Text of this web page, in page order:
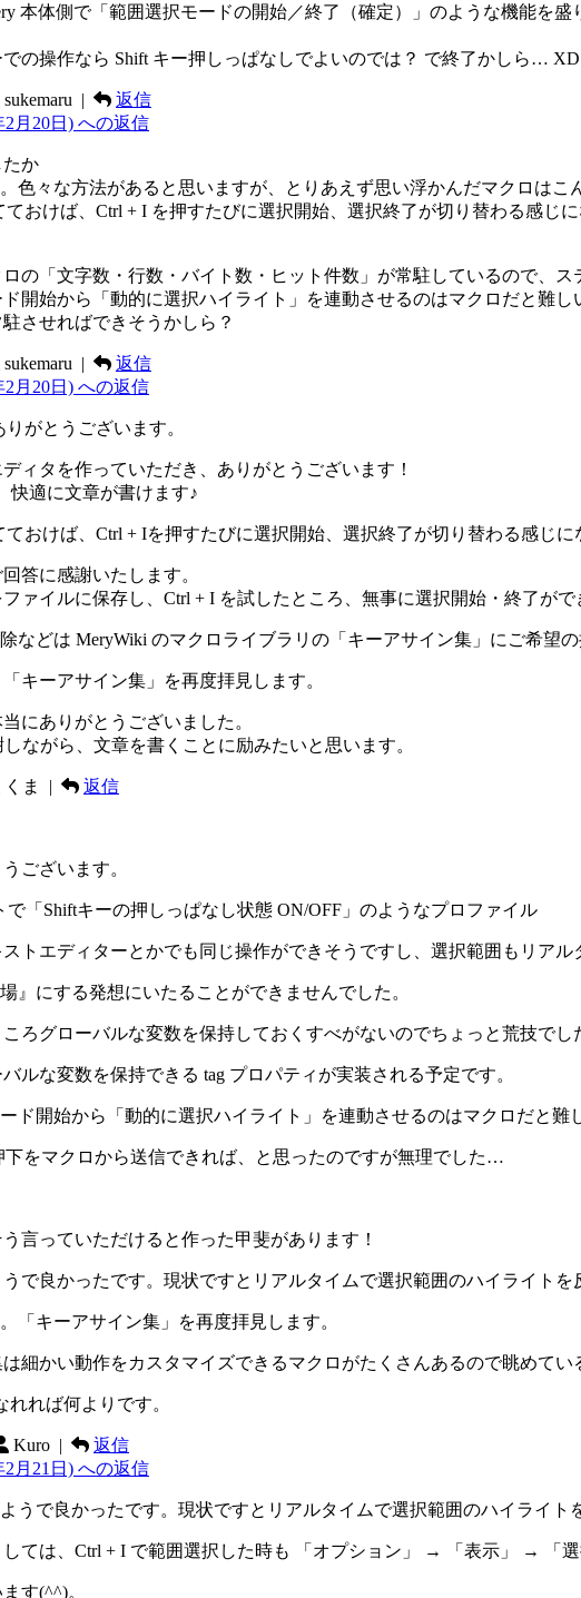
本体側で「範囲選択モードの開始／終了（確定）」のような機能を
の操作なら Shift キー押しっぱなしでよいのでは？ で終了かしら… XD
sukemaru |
返信
月20日) への返信
か
色々な方法があると思いますが、とりあえず思い浮かんだマクロはこ
ておけば、Ctrl + I を押すたびに選択開始、選択終了が切り替わる感
の「文字数・行数・バイト数・ヒット件数」が常駐しているので、
開始から「動的に選択ハイライト」を連動させるのはマクロだと難し
させればできそうかしら？
sukemaru |
返信
月20日) への返信
がとうございます。
ィタを作っていただき、ありがとうございます！
快適に文章が書けます♪
ておけば、Ctrl + Iを押すたびに選択開始、選択終了が切り替わる感
答に感謝いたします。
ァイルに保存し、Ctrl + I を試したところ、無事に選択開始・終了がで
などは MeryWiki のマクロライブラリの「キーアサイン集」にご希望
キーアサイン集」を再度拝見します。
にありがとうございました。
ながら、文章を書くことに励みたいと思います。
くま | 返信
ございます。
「Shiftキーの押しっぱなし状態 ON/OFF」のようなプロファイル
トエディターとかでも同じ操作ができそうですし、選択範囲もリアル
』にする発想にいたることができませんでした。
ろグローバルな変数を保持しておくすべがないのでちょっと荒技でし
ルな変数を保持できる tag プロパティが実装される予定です。
ド開始から「動的に選択ハイライト」を連動させるのはマクロだと難
下をマクロから送信できれば、と思ったのですが無理でした…
言っていただけると作った甲斐があります！
で良かったです。現状ですとリアルタイムで選択範囲のハイライト
「キーアサイン集」を再度拝見します。
細かい動作をカスタマイズできるマクロがたくさんあるので眺めてい
れば何よりです。
Kuro |
返信
月21日) への返信
うで良かったです。現状ですとリアルタイムで選択範囲のハイライト
ては、Ctrl + I で範囲選択した時も 「オプション」 → 「表示」 → 「
す(^^)。